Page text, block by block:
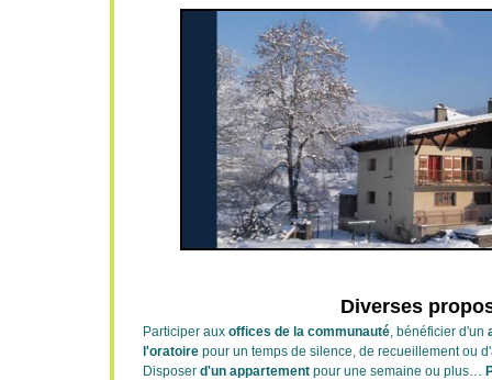
Diverses
Participer aux offices de la communauté, bénéficier d'un
l'oratoire pour un temps de silence, de recueillement ou
Disposer d'un appartement pour une semaine ou plus…